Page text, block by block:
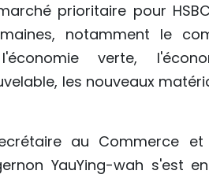
prioritaire pour
notamment le
verte,
les nouveaux
au Commerce et
YauYing-wah s'est